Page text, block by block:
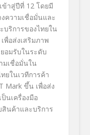
ข้าสู่ปีที่ 12โดยมี
ความเชื่อมั่นและ
ริการของไทยใน
พื่อส่งเสริมภาพ
อมรับในระดับ
มเชื่อมั่นใน
ยในเวทีการค้า
T Mark ขึ้น เพื่อส่ง
นเครื่องมือ
สินค้าและบริการ